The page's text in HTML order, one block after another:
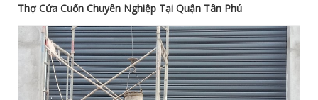
Thợ Cửa Cuốn Chuyên Nghiệp Tại Quận Tân Phú